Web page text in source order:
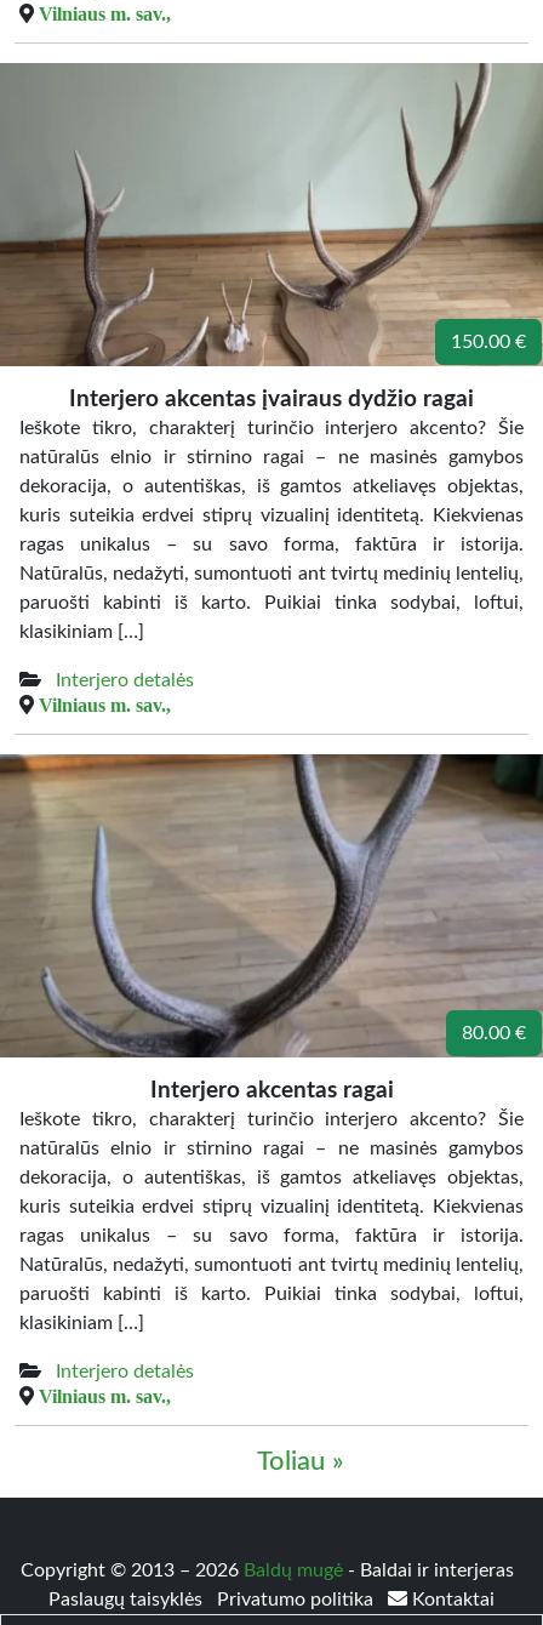
Vilniaus m. sav.,
150.00 €
Interjero akcentas įvairaus dydžio ragai
Ieškote tikro, charakterį turinčio interjero akcento? Šie
natūralūs elnio ir stirnino ragai – ne masinės gamybos
dekoracija, o autentiškas, iš gamtos atkeliavęs objektas,
kuris suteikia erdvei stiprų vizualinį identitetą. Kiekvienas
ragas unikalus – su savo forma, faktūra ir istorija.
Natūralūs, nedažyti, sumontuoti ant tvirtų medinių lentelių,
paruošti kabinti iš karto. Puikiai tinka sodybai, loftui,
klasikiniam […]
Interjero detalės
Vilniaus m. sav.,
80.00 €
Interjero akcentas ragai
Ieškote tikro, charakterį turinčio interjero akcento? Šie
natūralūs elnio ir stirnino ragai – ne masinės gamybos
dekoracija, o autentiškas, iš gamtos atkeliavęs objektas,
kuris suteikia erdvei stiprų vizualinį identitetą. Kiekvienas
ragas unikalus – su savo forma, faktūra ir istorija.
Natūralūs, nedažyti, sumontuoti ant tvirtų medinių lentelių,
paruošti kabinti iš karto. Puikiai tinka sodybai, loftui,
klasikiniam […]
Interjero detalės
Vilniaus m. sav.,
Toliau »
Copyright © 2013 – 2026 Baldų mugė - Baldai ir interjeras
Paslaugų taisyklės
Privatumo politika Kontaktai